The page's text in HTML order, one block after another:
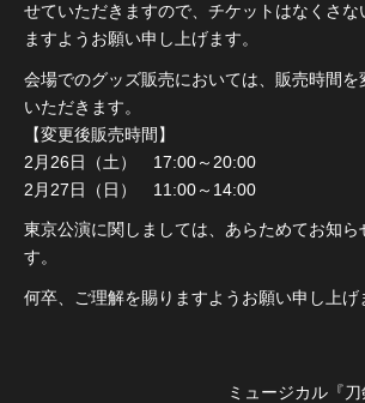
せていただきますので、チケットはなくさ
ますようお願い申し上げます。
会場でのグッズ販売においては、販売時間を
いただきます。
【変更後販売時間】
2月26日（土） 17:00～20:00
2月27日（日） 11:00～14:00
東京公演に関しましては、あらためてお知ら
す。
何卒、ご理解を賜りますようお願い申し上げ
ミュージカル『